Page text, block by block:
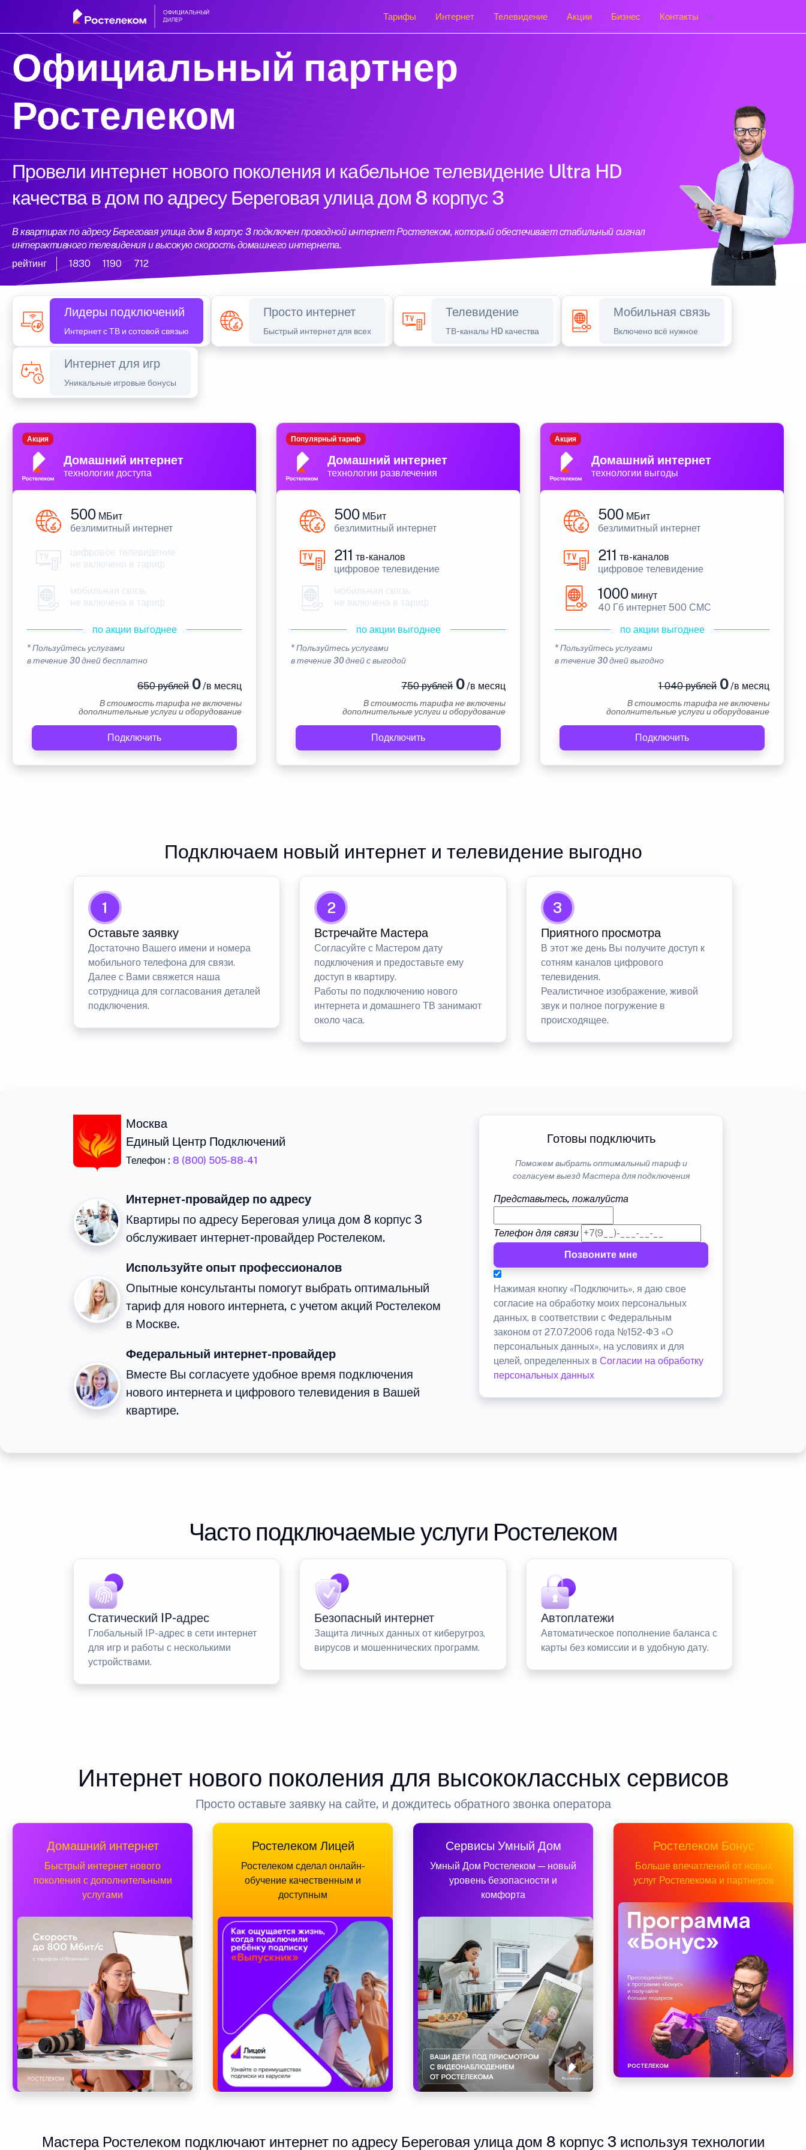
Тарифы Интернет Телевидение Акции Бизнес Контакты
Официальный партнер
Ростелеком
Провели интернет нового поколения и кабельное телевидение Ultra HD
качества в дом по адресу Береговая улица дом 8 корпус 3
В квартирах по адресу Береговая улица дом 8 корпус 3 подключен проводной интернет Ростелеком, который обеспечивает стабильный сигнал
интерактивного телевидения и высокую скорость домашнего интернета.
рейтинг
1830 1190 712
Лидеры подключений
Интернет с ТВ и сотовой связью
Просто интернет
Быстрый интернет для всех
Телевидение
ТВ-каналы HD качества
Мобильная связь
Включено всё нужное
Интернет для игр
Уникальные игровые бонусы
Домашний интернет
технологии доступа
Акция
500 МБит
безлимитный интернет
цифровое телевидение
не включено в тариф
мобильная связь
не включена в тариф
по акции выгоднее
* Пользуйтесь услугами
в течение 30 дней бесплатно
650 рублей0/в месяц
В стоимость тарифа не включены
дополнительные услуги и оборудование
Подключить
Домашний интернет
технологии развлечения
Популярный тариф
500 МБит
безлимитный интернет
211 тв-каналов
цифровое телевидение
мобильная связь
не включена в тариф
по акции выгоднее
* Пользуйтесь услугами
в течение 30 дней с выгодой
750 рублей0/в месяц
В стоимость тарифа не включены
дополнительные услуги и оборудование
Подключить
Домашний интернет
технологии выгоды
Акция
500 МБит
безлимитный интернет
211 тв-каналов
цифровое телевидение
1000 минут
40 Гб интернет 500 СМС
по акции выгоднее
* Пользуйтесь услугами
в течение 30 дней выгодно
1 040 рублей0/в месяц
В стоимость тарифа не включены
дополнительные услуги и оборудование
Подключить
Подключаем новый интернет и телевидение выгодно
1
Оставьте заявку
Достаточно Вашего имени и номера
мобильного телефона для связи.
Далее с Вами свяжется наша
сотрудница для согласования деталей
подключения.
2
Встречайте Мастера
Согласуйте с Мастером дату
подключения и предоставьте ему
доступ в квартиру.
Работы по подключению нового
интернета и домашнего ТВ занимают
около часа.
3
Приятного просмотра
В этот же день Вы получите доступ к
сотням каналов цифрового
телевидения.
Реалистичное изображение, живой
звук и полное погружение в
происходящее.
Москва
Единый Центр Подключений
Телефон : 8 (800) 505-88-41
Интернет-провайдер по адресу
Квартиры по адресу Береговая улица дом 8 корпус 3
обслуживает интернет-провайдер Ростелеком.
Используйте опыт профессионалов
Опытные консультанты помогут выбрать оптимальный
тариф для нового интернета, с учетом акций Ростелеком
в Москве.
Федеральный интернет-провайдер
Вместе Вы согласуете удобное время подключения
нового интернета и цифрового телевидения в Вашей
квартире.
Готовы подключить
Поможем выбрать оптимальный тариф и
согласуем выезд Мастера для подключения
Представьтесь, пожалуйста
Телефон для связи
Позвоните мне
Нажимая кнопку «Подключить», я даю свое
согласие на обработку моих персональных
данных, в соответствии с Федеральным
законом от 27.07.2006 года №152-ФЗ «О
персональных данных», на условиях и для
целей, определенных вСогласии на обработку
персональных данных
Часто подключаемые услуги Ростелеком
Статический IP-адрес
Глобальный IP-адрес в сети интернет
для игр и работы с несколькими
устройствами.
Безопасный интернет
Защита личных данных от киберугроз,
вирусов и мошеннических программ.
Автоплатежи
Автоматическое пополнение баланса с
карты без комиссии и в удобную дату.
Интернет нового поколения для высококлассных сервисов
Просто оставьте заявку на сайте, и дождитесь обратного звонка оператора
Домашний интернет
Быстрый интернет нового
поколения с дополнительными
услугами
Ростелеком Лицей
Ростелеком сделал онлайн-
обучение качественным и
доступным
Сервисы Умный Дом
Умный Дом Ростелеком — новый
уровень безопасности и
комфорта
Ростелеком Бонус
Больше впечатлений от новых
услуг Ростелекома и партнеров
Мастера Ростелеком подключают интернет по адресу Береговая улица дом 8 корпус 3 используя технологии